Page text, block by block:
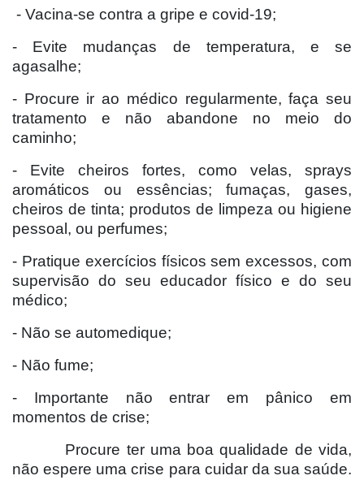
- Vacina-se contra a gripe e covid-19;
- Evite mudanças de temperatura, e se
agasalhe;
- Procure ir ao médico regularmente, faça seu
tratamento e não abandone no meio do
caminho;
- Evite cheiros fortes, como velas, sprays
aromáticos ou essências; fumaças, gases,
cheiros de tinta; produtos de limpeza ou higiene
pessoal, ou perfumes;
- Pratique exercícios físicos sem excessos, com
supervisão do seu educador físico e do seu
médico;
- Não se automedique;
- Não fume;
- Importante não entrar em pânico em
momentos de crise;
Procure ter uma boa qualidade de vida,
não espere uma crise para cuidar da sua saúde.